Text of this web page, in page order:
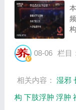
08-06 栏目
相关内容： 湿邪
构 下肢浮肿 浮肿